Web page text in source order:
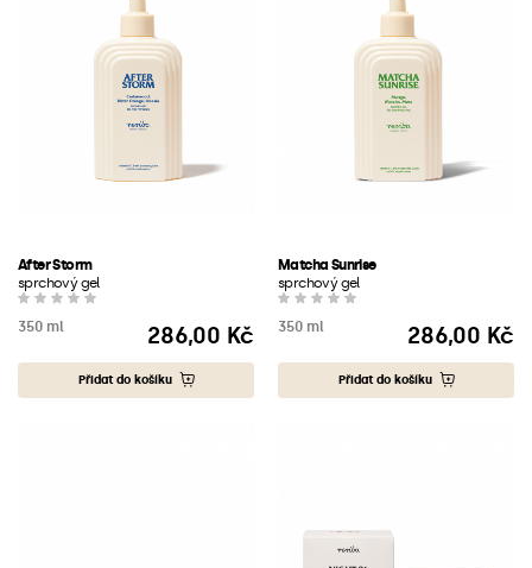
After Storm
sprchový gel
350 ml
Cena
286,00 Kč
Přidat do košíku
Matcha Sunrise
sprchový gel
350 ml
Cena
286,00 Kč
Přidat do košíku